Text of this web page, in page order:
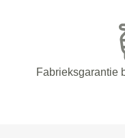
Fabrieksgarantie